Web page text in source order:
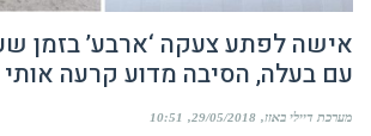
אישה לפתע צעקה ‘ארבע’ בזמן
עם בעלה, הסיבה מדוע קרעה
מערכת דיילי באזז 29/05/2018
10:51